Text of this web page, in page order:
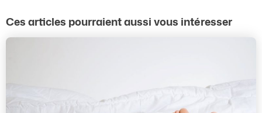
Ces articles pourraient aussi vous intéresser